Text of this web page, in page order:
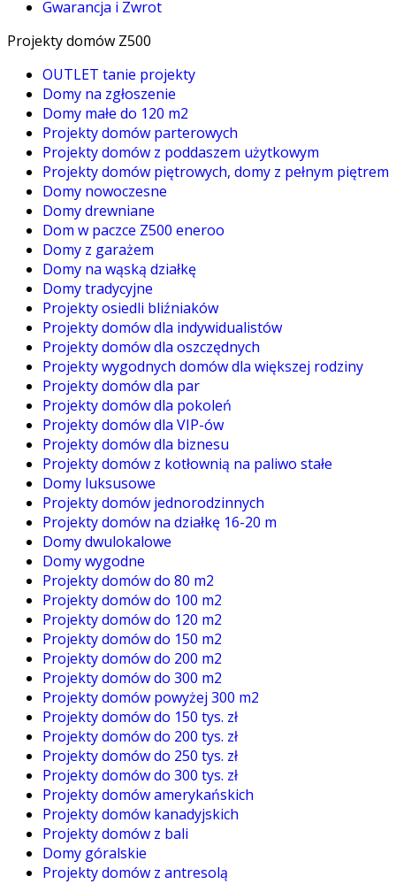
Gwarancja i Zwrot
Projekty domów Z500
OUTLET tanie projekty
Domy na zgłoszenie
Domy małe do 120 m2
Projekty domów parterowych
Projekty domów z poddaszem użytkowym
Projekty domów piętrowych, domy z pełnym piętrem
Domy nowoczesne
Domy drewniane
Dom w paczce Z500 eneroo
Domy z garażem
Domy na wąską działkę
Domy tradycyjne
Projekty osiedli bliźniaków
Projekty domów dla indywidualistów
Projekty domów dla oszczędnych
Projekty wygodnych domów dla większej rodziny
Projekty domów dla par
Projekty domów dla pokoleń
Projekty domów dla VIP-ów
Projekty domów dla biznesu
Projekty domów z kotłownią na paliwo stałe
Domy luksusowe
Projekty domów jednorodzinnych
Projekty domów na działkę 16-20 m
Domy dwulokalowe
Domy wygodne
Projekty domów do 80 m2
Projekty domów do 100 m2
Projekty domów do 120 m2
Projekty domów do 150 m2
Projekty domów do 200 m2
Projekty domów do 300 m2
Projekty domów powyżej 300 m2
Projekty domów do 150 tys. zł
Projekty domów do 200 tys. zł
Projekty domów do 250 tys. zł
Projekty domów do 300 tys. zł
Projekty domów amerykańskich
Projekty domów kanadyjskich
Projekty domów z bali
Domy góralskie
Projekty domów z antresolą